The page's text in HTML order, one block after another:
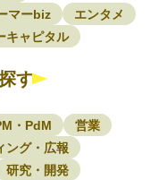
マーbiz
エンタメ
キャピタル
す
・PdM
営業
ング・広報
研究・開発